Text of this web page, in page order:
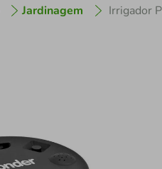
Jardinagem Irrigador